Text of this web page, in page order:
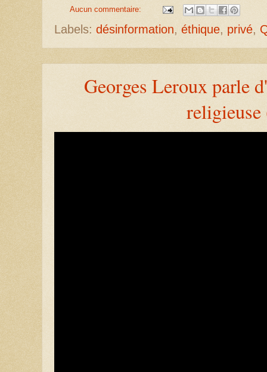
Aucun commentaire:
Labels: désinformation, éthique, privé,
Georges Leroux parle